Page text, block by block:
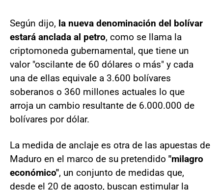
Según dijo, la nueva denominación del bolívar
estará anclada al petro, como se llama la
criptomoneda gubernamental, que tiene un
valor "oscilante de 60 dólares o más" y cada
una de ellas equivale a 3.600 bolívares
soberanos o 360 millones actuales lo que
arroja un cambio resultante de 6.000.000 de
bolívares por dólar.
La medida de anclaje es otra de las apuestas de
Maduro en el marco de su pretendido "milagro
económico", un conjunto de medidas que,
desde el 20 de agosto, buscan estimular la